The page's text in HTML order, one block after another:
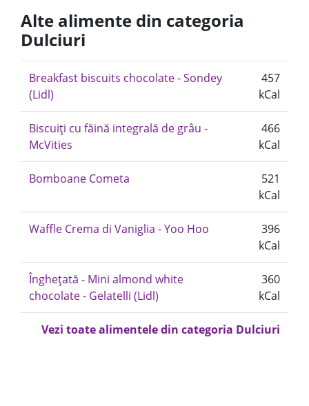
Alte alimente din categoria
Dulciuri
Breakfast biscuits chocolate - Sondey
(Lidl)
457
kCal
Biscuiți cu făină integrală de grâu -
McVities
466
kCal
Bomboane Cometa
521
kCal
Waffle Crema di Vaniglia - Yoo Hoo
396
kCal
Înghețată - Mini almond white
chocolate - Gelatelli (Lidl)
360
kCal
Vezi toate alimentele din categoria Dulciuri